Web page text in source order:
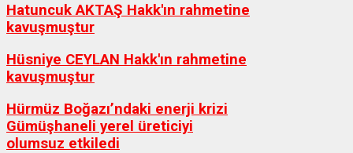
Hatuncuk AKTAŞ Hakk'ın rahmetine
kavuşmuştur
Hüsniye CEYLAN Hakk'ın rahmetine
kavuşmuştur
Hürmüz Boğazı’ndaki enerji krizi
Gümüşhaneli yerel üreticiyi
olumsuz etkiledi